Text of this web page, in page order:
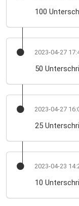
100
2023-04-27
50
2023-04-27
25
2023-04-23
10